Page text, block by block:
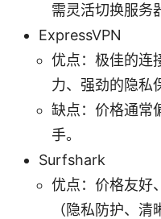
需灵活切换服务
ExpressVPN
优点：极佳的连
力、强劲的隐私
缺点：价格通常
手。
Surfshark
优点：价格友好
（隐私防护、清